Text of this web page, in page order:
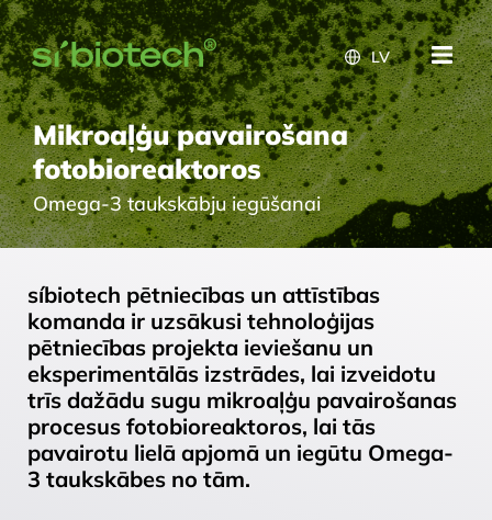
LV
Mikroaļģu pavairošana
fotobioreaktoros
Omega-3 taukskābju iegūšanai
síbiotech pētniecības un attīstības
komanda ir uzsākusi tehnoloģijas
pētniecības projekta ieviešanu un
eksperimentālās izstrādes, lai izveidotu
trīs dažādu sugu mikroaļģu pavairošanas
procesus fotobioreaktoros, lai tās
pavairotu lielā apjomā un iegūtu Omega-
3 taukskābes no tām.